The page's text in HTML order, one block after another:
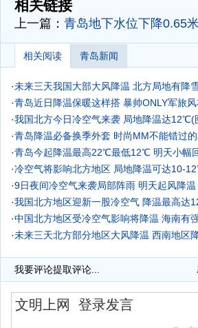
相关链接
上一篇： 青岛地下水位下降0.65
相关阅读 青岛新闻
·未来三天我国大部大风降温 北方局地有降
·青岛近日降温保暖这样搭 暴帅ONLY军旅
·我国北方今日冷空气来袭 局地降温达12℃(
·青岛降温必备换季外套 时尚MM不能错过
·青岛今起降温最高22℃最低12℃ 明天小幅
·冷空气将影响北方地区 局地降温可达10-
·9日夜间冷空气来袭局部阵雨 明天起风降温
·我国北方地区迎新一股冷空气 降温最高达
·中国北方地区受冷空气影响将降温 海南有
·未来三天北方部分地区大风降温 西南地区
我要评论提取评论...